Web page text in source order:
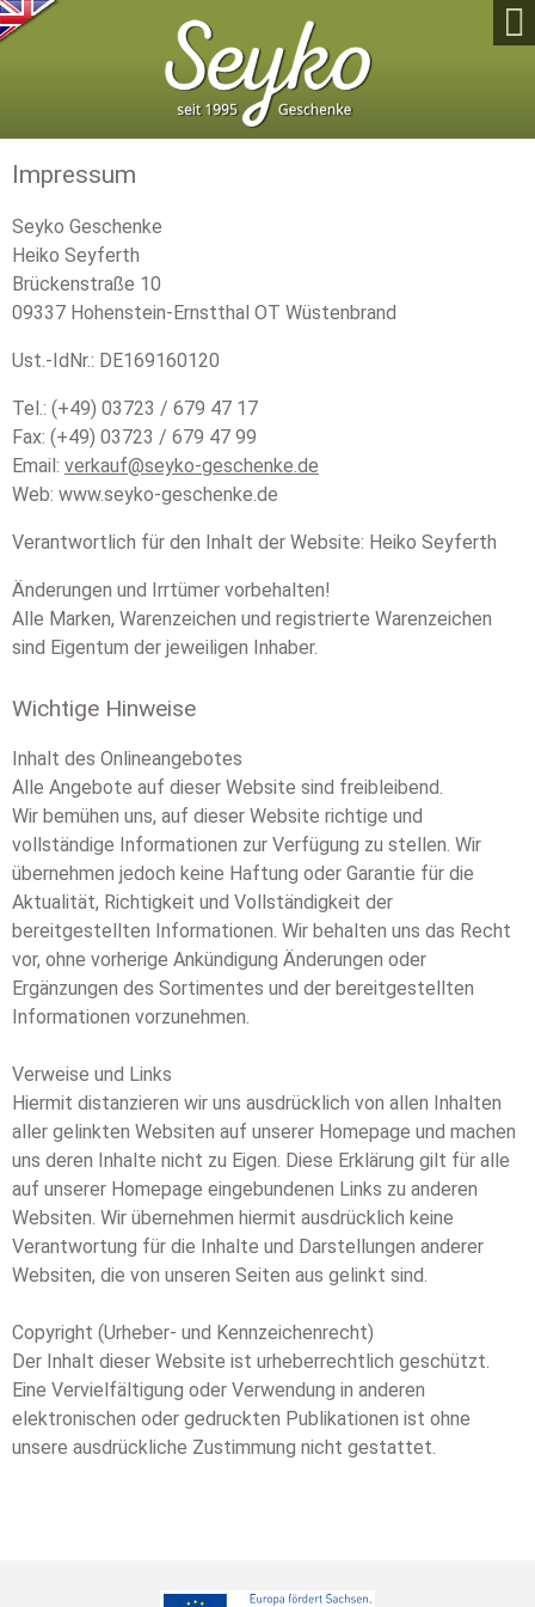

Impressum
Seyko Geschenke
Heiko Seyferth
Brückenstraße 10
09337 Hohenstein-Ernstthal OT Wüstenbrand
Ust.-IdNr.: DE169160120
Tel.: (+49) 03723 / 679 47 17
Fax: (+49) 03723 / 679 47 99
Email: verkauf@seyko-geschenke.de
Web: www.seyko-geschenke.de
Verantwortlich für den Inhalt der Website: Heiko Seyferth
Änderungen und Irrtümer vorbehalten!
Alle Marken, Warenzeichen und registrierte Warenzeichen
sind Eigentum der jeweiligen Inhaber.
Wichtige Hinweise
Inhalt des Onlineangebotes
Alle Angebote auf dieser Website sind freibleibend.
Wir bemühen uns, auf dieser Website richtige und
vollständige Informationen zur Verfügung zu stellen. Wir
übernehmen jedoch keine Haftung oder Garantie für die
Aktualität, Richtigkeit und Vollständigkeit der
bereitgestellten Informationen. Wir behalten uns das Recht
vor, ohne vorherige Ankündigung Änderungen oder
Ergänzungen des Sortimentes und der bereitgestellten
Informationen vorzunehmen.
Verweise und Links
Hiermit distanzieren wir uns ausdrücklich von allen Inhalten
aller gelinkten Websiten auf unserer Homepage und machen
uns deren Inhalte nicht zu Eigen. Diese Erklärung gilt für alle
auf unserer Homepage eingebundenen Links zu anderen
Websiten. Wir übernehmen hiermit ausdrücklich keine
Verantwortung für die Inhalte und Darstellungen anderer
Websiten, die von unseren Seiten aus gelinkt sind.
Copyright (Urheber- und Kennzeichenrecht)
Der Inhalt dieser Website ist urheberrechtlich geschützt.
Eine Vervielfältigung oder Verwendung in anderen
elektronischen oder gedruckten Publikationen ist ohne
unsere ausdrückliche Zustimmung nicht gestattet.